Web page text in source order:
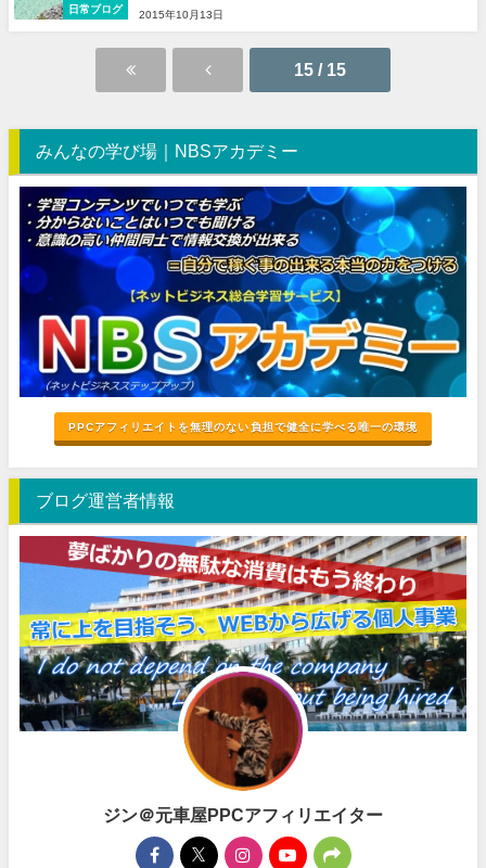
日常ブログ
2015年10月13日
15 / 15
みんなの学び場｜NBSアカデミー
PPCアフィリエイトを無理のない負担で健全に学べる唯一の環境
ブログ運営者情報
ジン＠元車屋PPCアフィリエイター